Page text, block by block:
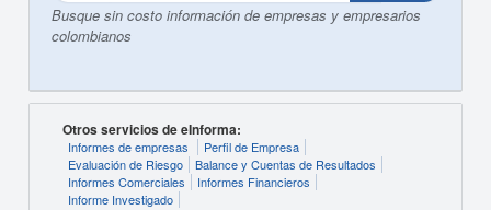
Busque sin costo información de empresas y empresarios
colombianos
Otros servicios de eInforma:
Informes de empresas
Perfil de Empresa
Evaluación de Riesgo
Balance y Cuentas de Resultados
Informes Comerciales
Informes Financieros
Informe Investigado